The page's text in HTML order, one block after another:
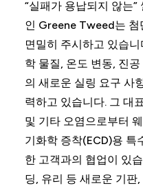
“실패가 용납되지 않는
인 Greene Tweed는 첨
면밀히 주시하고 있습
학 물질, 온도 변동, 진
의 새로운 실링 요구 사
력하고 있습니다. 그 대
및 기타 오염으로부터
기화학 증착(ECD)용 특
한 고객과의 협업이 있
딩, 유리 등 새로운 기판